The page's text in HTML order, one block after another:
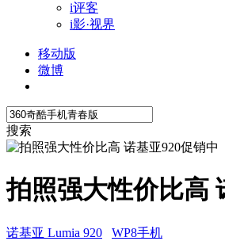
i评客
i影·视界
移动版
微博
搜索
拍照强大性价比高
诺基亚 Lumia 920
WP8手机